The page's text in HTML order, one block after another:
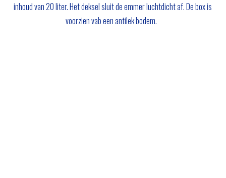
inhoud van 20 liter. Het deksel sluit de emmer luchtdicht af. De box is
voorzien vab een antilek bodem.